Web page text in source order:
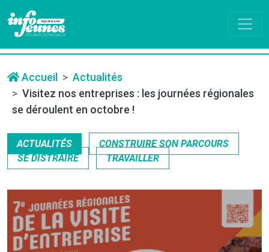
Accueil
Actualités
Visitez nos entreprises : les journées régionales
se déroulent en octobre !
ACTUALITÉS
CONSTRUIRE SON PARCOURS
SE DISTRAIRE
TRAVAILLER